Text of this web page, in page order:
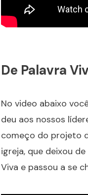
De Palavra
No video abaixo
deu aos nossos
começo do projeto
igreja, que deixou
Viva e passou a se